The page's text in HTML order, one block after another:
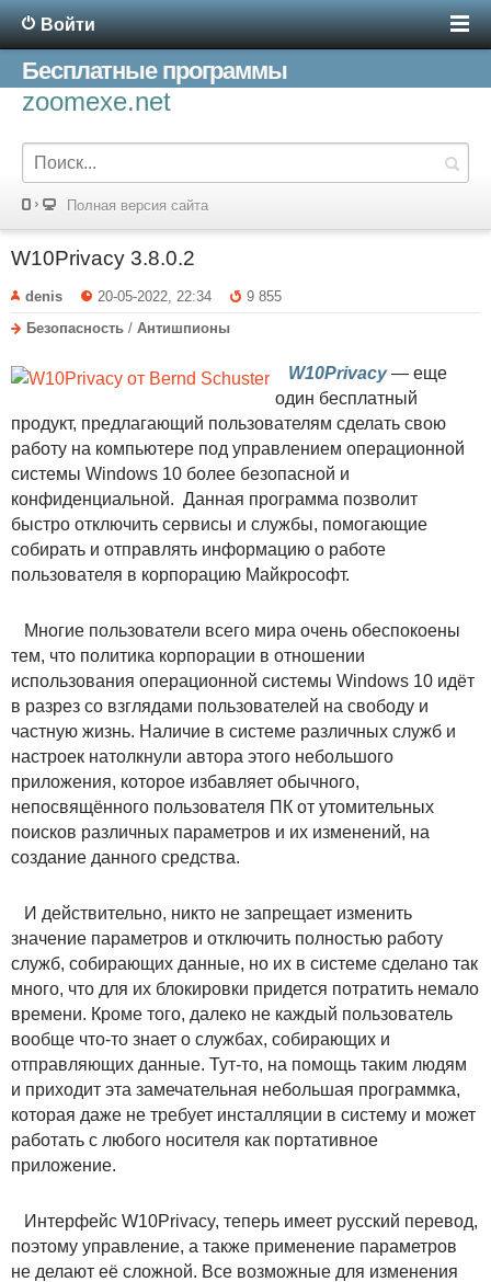
Войти
Бесплатные программы
zoomexe.net
Полная версия сайта
W10Privacy 3.8.0.2
denis 20-05-2022, 22:34
9 855
Безопасность / Антишпионы
W10Privacy— еще
один бесплатный
продукт, предлагающий пользователям сделать свою
работу на компьютере под управлением операционной
системы Windows 10 более безопасной и
конфиденциальной. Данная программа позволит
быстро отключить сервисы и службы, помогающие
собирать и отправлять информацию о работе
пользователя в корпорацию Майкрософт.
Многие пользователи всего мира очень обеспокоены
тем, что политика корпорации в отношении
использования операционной системы Windows 10 идёт
в разрез со взглядами пользователей на свободу и
частную жизнь. Наличие в системе различных служб и
настроек натолкнули автора этого небольшого
приложения, которое избавляет обычного,
непосвящённого пользователя ПК от утомительных
поисков различных параметров и их изменений, на
создание данного средства.
И действительно, никто не запрещает изменить
значение параметров и отключить полностью работу
служб, собирающих данные, но их в системе сделано так
много, что для их блокировки придется потратить немало
времени. Кроме того, далеко не каждый пользователь
вообще что-то знает о службах, собирающих и
отправляющих данные. Тут-то, на помощь таким людям
и приходит эта замечательная небольшая программка,
которая даже не требует инсталляции в систему и может
работать с любого носителя как портативное
приложение.
Интерфейс W10Privacy, теперь имеет русский перевод,
поэтому управление, а также применение параметров
не делают её сложной. Все возможные для изменения